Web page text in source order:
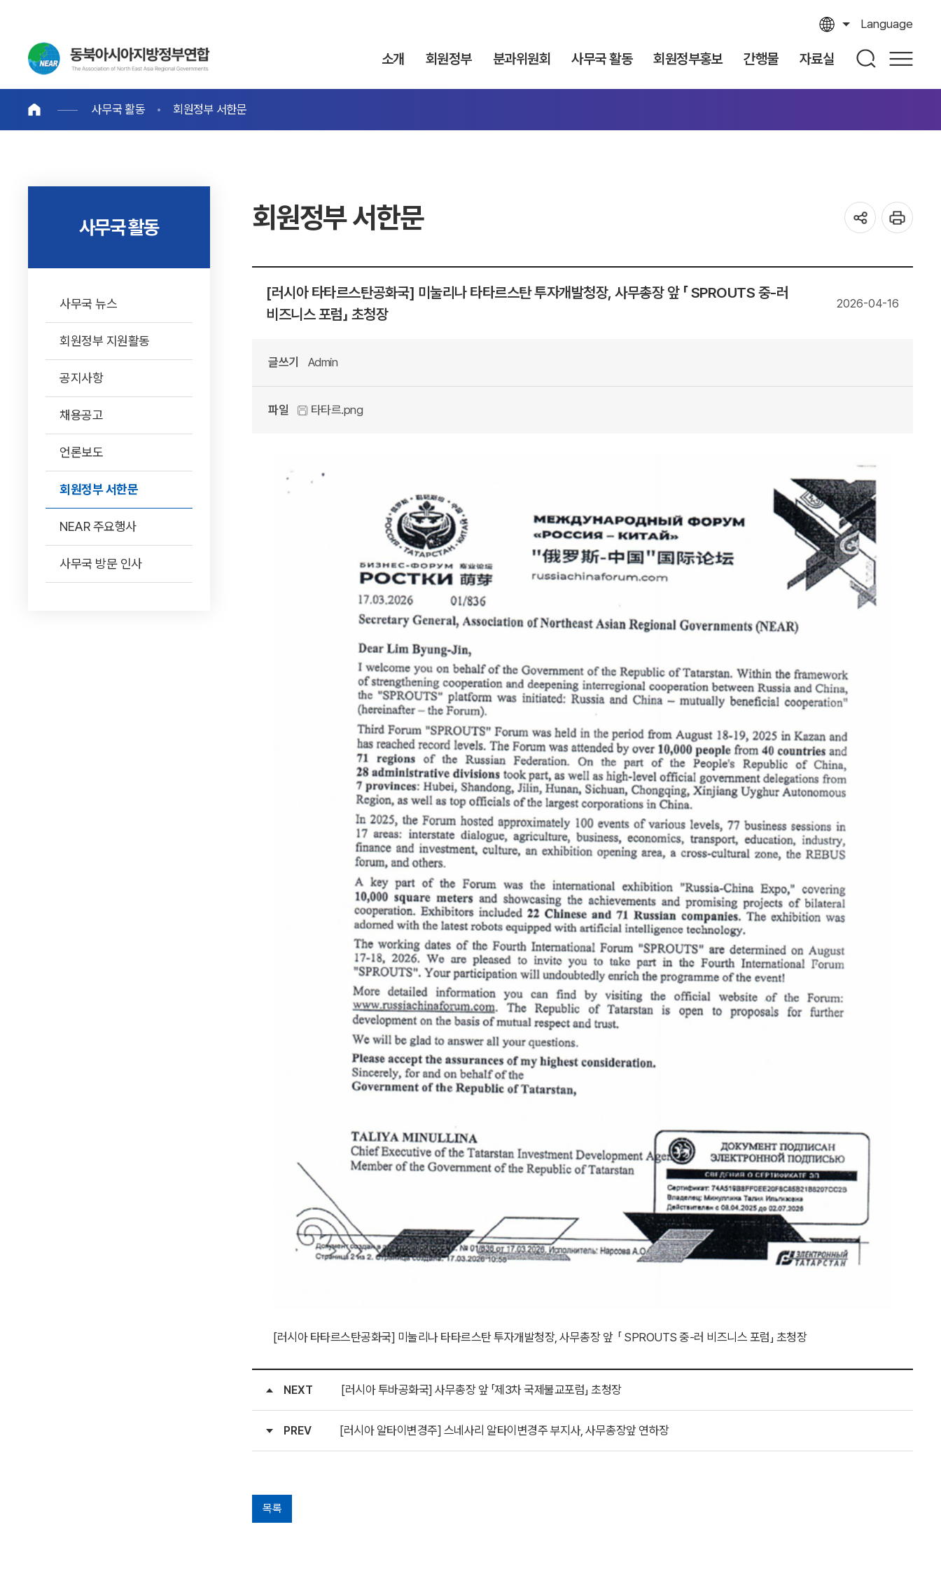
Language
소개 회원정부 분과위원회 사무국 활동 회원정부홍보 간행물 자료실
사무국 활동 회원정부 서한문
사무국 활동
사무국 뉴스
회원정부 지원활동
공지사항
채용공고
언론보도
회원정부 서한문
NEAR 주요행사
사무국 방문 인사
회원정부 서한문
[러시아 타타르스탄공화국] 미눌리나 타타르스탄 투자개발청장, 사무총장 앞 「 SPROUTS 중-러
비즈니스 포럼」 초청장
2026-04-16
글쓰기 Admin
파일 타타르.png
[러시아 타타르스탄공화국] 미눌리나 타타르스탄 투자개발청장, 사무총장 앞 「 SPROUTS 중-러 비즈니스 포럼」 초청장
NEXT [러시아 투바공화국] 사무총장 앞 「제3차 국제불교포럼」 초청장
PREV [러시아 알타이변경주] 스네사리 알타이변경주 부지사, 사무총장앞 연하장
목록